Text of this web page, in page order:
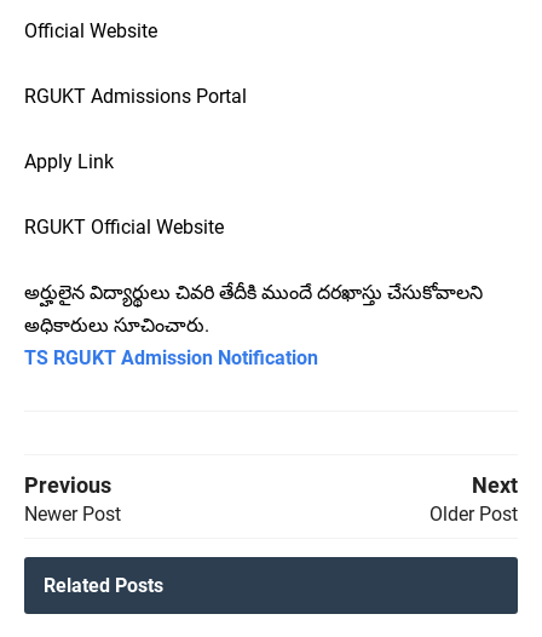
Official Website
RGUKT Admissions Portal
Apply Link
RGUKT Official Website
అర్హులైన విద్యార్థులు చివరి తేదీకి ముందే దరఖాస్తు చేసుకోవాలని
అధికారులు సూచించారు.
TS RGUKT Admission Notification
Previous
Newer Post
Next
Older Post
Related Posts